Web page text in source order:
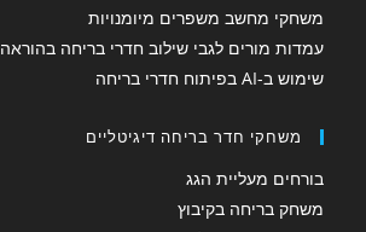
משחקי מחשב משפרים מיומנויות
עמדות מורים לגבי שילוב חדרי בריחה בהוראה
שימוש ב-AI בפיתוח חדרי בריחה
משחקי חדר בריחה דיגיטליים
בורחים מעליית הגג
משחק בריחה בקיבוץ